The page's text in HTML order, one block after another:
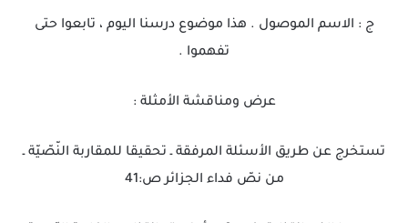
ج : الاسم الموصول . هذا موضوع درسنا اليوم ، تابعوا حتى
تفهموا .
عرض ومناقشة الأمثلة :
تستخرج عن طريق الأسئلة المرفقة ـ تحقيقا للمقاربة النّصّيّة ـ
من نصّ فداء الجزائر ص:41